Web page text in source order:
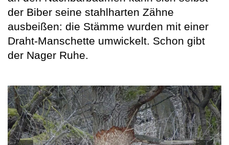
der Biber seine stahlharten Zähne
ausbeißen: die Stämme wurden mit einer
Draht-Manschette umwickelt. Schon gibt
der Nager Ruhe.